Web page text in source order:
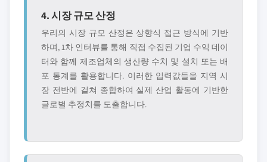
4. 시장 규모 산정
우리의 시장 규모 산정은 상향식 접근 방식에 기반
하며, 1차 인터뷰를 통해 직접 수집된 기업 수익 데이
터와 함께 제조업체의 생산량 수치 및 설치 또는 배
포 통계를 활용합니다. 이러한 입력값들을 지역 시
장 전반에 걸쳐 종합하여 실제 산업 활동에 기반한
글로벌 추정치를 도출합니다.